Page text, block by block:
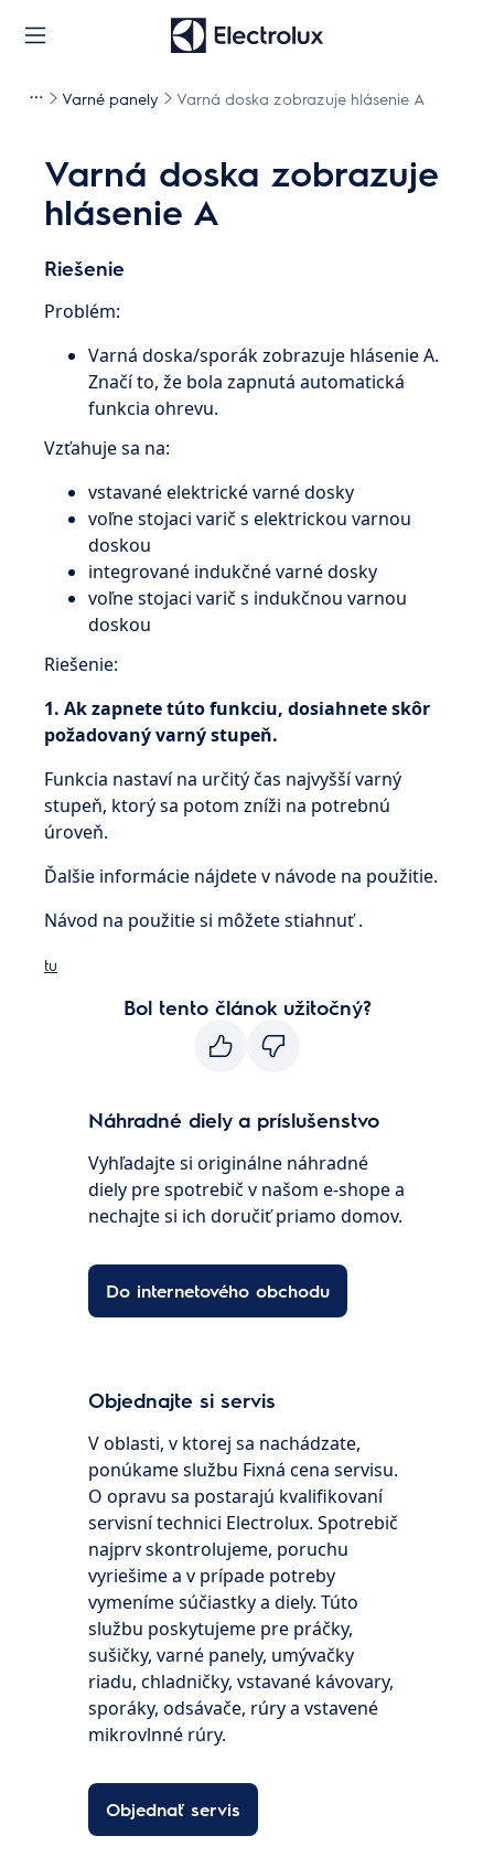
Varné panely Varná doska zobrazuje hlásenie A
Varná doska zobrazuje
hlásenie A
Riešenie
Problém:
Varná doska/sporák zobrazuje hlásenie A.
Značí to, že bola zapnutá automatická
funkcia ohrevu.
Vzťahuje sa na:
vstavané elektrické varné dosky
voľne stojaci varič s elektrickou varnou
doskou
integrované indukčné varné dosky
voľne stojaci varič s indukčnou varnou
doskou
Riešenie:
1. Ak zapnete túto funkciu, dosiahnete skôr
požadovaný varný stupeň.
Funkcia nastaví na určitý čas najvyšší varný
stupeň, ktorý sa potom zníži na potrebnú
úroveň.
Ďalšie informácie nájdete v návode na použitie.
Návod na použitie si môžete stiahnuť .
tu
Bol tento článok užitočný?
Náhradné diely a príslušenstvo
Vyhľadajte si originálne náhradné
diely pre spotrebič v našom e-shope a
nechajte si ich doručiť priamo domov.
Do internetového obchodu
Objednajte si servis
V oblasti, v ktorej sa nachádzate,
ponúkame službu Fixná cena servisu.
O opravu sa postarajú kvalifikovaní
servisní technici Electrolux. Spotrebič
najprv skontrolujeme, poruchu
vyriešime a v prípade potreby
vymeníme súčiastky a diely. Túto
službu poskytujeme pre práčky,
sušičky, varné panely, umývačky
riadu, chladničky, vstavané kávovary,
sporáky, odsávače, rúry a vstavené
mikrovlnné rúry.
Objednať servis